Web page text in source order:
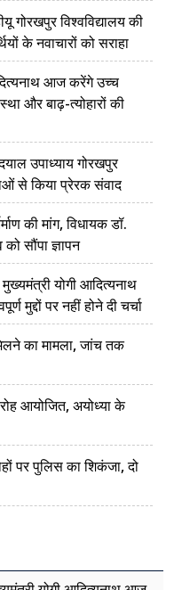
गोरखपुर विश्वविद्यालय की
के नवाचारों को सराहा
आज करेंगे उच्च
और बाढ़-त्योहारों की
उपाध्याय गोरखपुर
से किया प्रेरक संवाद
की मांग, विधायक डॉ.
सौंपा ज्ञापन
योगी आदित्यनाथ
मुद्दों पर नहीं होने दी चर्चा
का मामला, जांच तक
आयोजित, अयोध्या के
पर पुलिस का शिकंजा, दो